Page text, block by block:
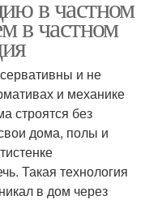
в частном
в частном
и не
и механике
строятся без
дома, полы и
Такая технология
в дом через